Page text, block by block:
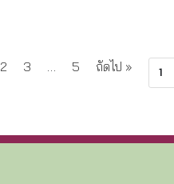
2 3 … 5 ถัดไป »